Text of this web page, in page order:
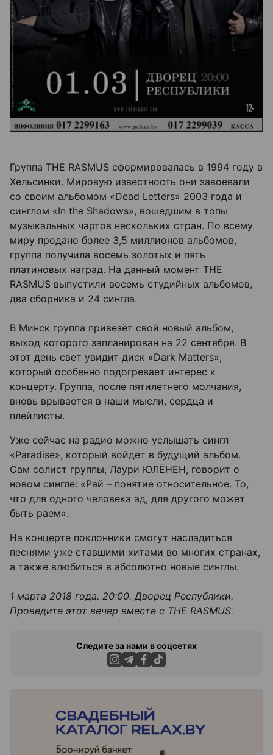
Группа THE RASMUS сформировалась в 1994 году в
Хельсинки. Мировую известность они завоевали
со своим альбомом «Dead Letters» 2003 года и
синглом «In the Shadows», вошедшим в топы
музыкальных чартов нескольких стран. По всему
миру продано более 3,5 миллионов альбомов,
группа получила восемь золотых и пять
платиновых наград. На данный момент THE
RASMUS выпустили восемь студийных альбомов,
два сборника и 24 сингла.
В Минск группа привезёт свой новый альбом,
выход которого запланирован на 22 сентября. В
этот день свет увидит диск «Dark Matters»,
который особенно подогревает интерес к
концерту. Группа, после пятилетнего молчания,
вновь врывается в наши мысли, сердца и
плейлисты.
Уже сейчас на радио можно услышать сингл
«Paradise», который войдет в будущий альбом.
Сам солист группы, Лаури ЮЛЁНЕН, говорит о
новом сингле: «Рай – понятие относительное. То,
что для одного человека ад, для другого может
быть раем».
На концерте поклонники смогут насладиться
песнями уже ставшими хитами во многих странах,
а также влюбиться в абсолютно новые синглы.
1 марта 2018 года. 20:00. Дворец Республики.
Проведите этот вечер вместе с THE RASMUS.
Следите за нами в соцсетях